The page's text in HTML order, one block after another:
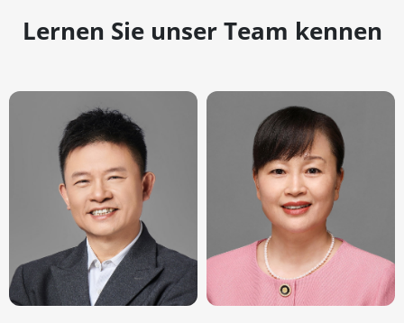
Lernen Sie unser Team kennen